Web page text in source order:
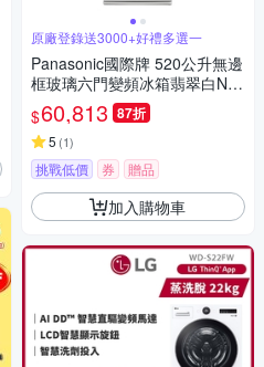
原廠登錄送3000+好禮多選一
Panasonic國際牌 520公升無邊
框玻璃六門變頻冰箱翡翠白NR-
F521HX-W1
$60,813 87折
5 (1)
挑戰低價 券 贈品
加入購物車